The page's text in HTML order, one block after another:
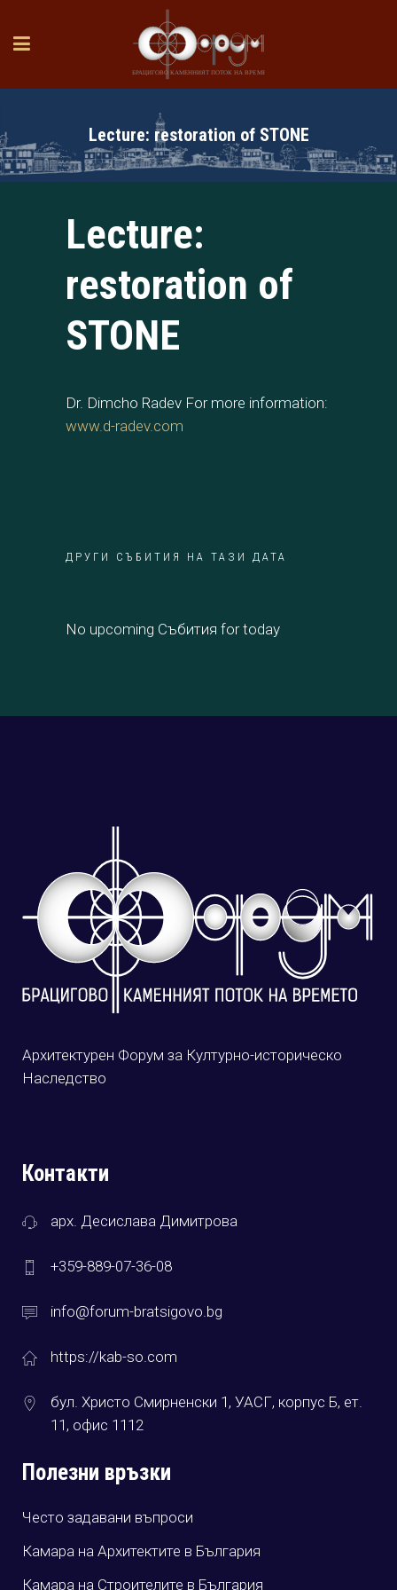
Lecture: restoration of STONE
Lecture:
restoration of
STONE
Dr. Dimcho Radev For more information:
www.d-radev.com
ДРУГИ СЪБИТИЯ НА ТАЗИ ДАТА
No upcoming Събития for today
Архитектурен Форум за Културно-историческо
Наследство
Контакти
арх. Десислава Димитрова
+359-889-07-36-08
info@forum-bratsigovo.bg
https://kab-so.com
бул. Христо Смирненски 1, УАСГ, корпус Б, ет.
11, офис 1112
Полезни връзки
Често задавани въпроси
Камара на Архитектите в България
Камара на Строителите в България